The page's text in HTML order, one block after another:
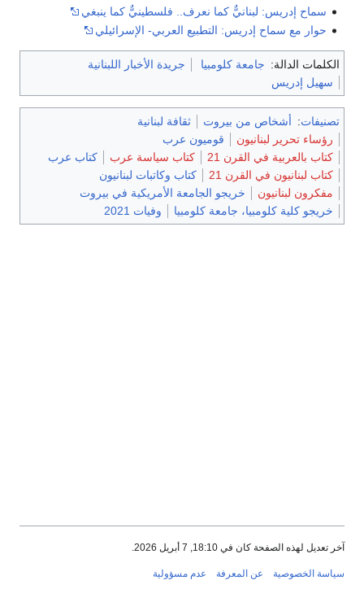
سماح إدريس: لبنانيٌّ كما نعرف.. فلسطينيٌّ كما ينبغي
حوار مع سماح إدريس: التطبيع العربي- الإسرائيلي
الكلمات الدالة: جامعة كلومبيا
جريدة الأخبار اللبنانية
سهيل إدريس
تصنيفات: أشخاص من بيروت
ثقافة لبنانية
رؤساء تحرير لبنانيون
قوميون عرب
كتاب بالعربية في القرن 21
كتاب سياسة عرب
كتاب عرب
كتاب لبنانيون في القرن 21
كتاب وكاتبات لبنانيون
مفكرون لبنانيون
خريجو الجامعة الأمريكية في بيروت
خريجو كلية كلومبيا، جامعة كلومبيا
وفيات 2021
آخر تعديل لهذه الصفحة كان في 18:10, 7 أبريل 2026.
سياسة الخصوصية عن المعرفة عدم مسؤولية